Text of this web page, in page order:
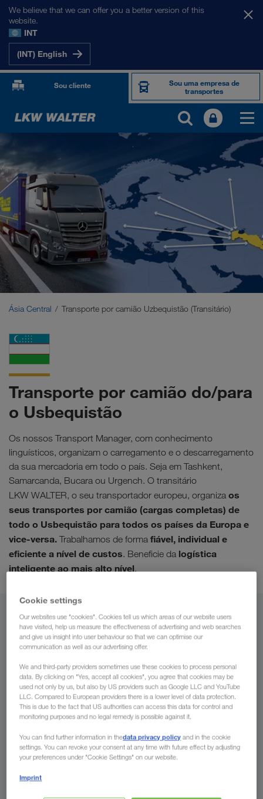
We believe that we can offer you a better version of this
website.
INT
(INT) English
Sou cliente
Sou uma empresa de
transportes
OS NOSSOS MERCADOS
Europa
Ásia Central
Rússia
Médio Oriente
Ásia Central Transporte por camião Uzbequistão (Transitário)
Transporte por camião do/para
o Usbequistão
Os nossos Transport Manager, com conhecimento
linguísticos, organizam o carregamento e o descarregamento
da sua mercadoria em todo o país. Seja em Tashkent,
Samarcanda, Bucara ou Urgench. O transitário
LKW WALTER, o seu transportador europeu, organiza os
seus transportes por camião (cargas completas) de
todo o Usbequistão para todos os países da Europa e
vice-versa. Trabalhamos de forma fiável, individual e
eficiente a nível de custos. Beneficie da logística
inteligente ao mais alto nível.
De
Portugal
Para
Pedir oferta
Cookie settings
Our websites use "cookies". Cookies tell us which areas of our website users
have visited, help us measure the effectiveness of advertising and web searches
and give us insight into user behaviour so that we can optimise our
communication as well as our advertising offer.
We and third-party providers sometimes use these cookies to process personal
data. By clicking on "Yes, accept all cookies", you agree that cookies may be
used not only by us, but also by US providers such as Google LLC and YouTube
LLC. Compared to European providers there is a lower level of data protection.
This is due to the fact that US authorities can access this data for control and
monitoring purposes and no legal remedy is possible against it.
You can find further information in thedata privacy policy and in the cookie
settings. You can revoke your consent at any time with future effect by adjusting
your preferences under "Cookie Settings" on our website.
Imprint